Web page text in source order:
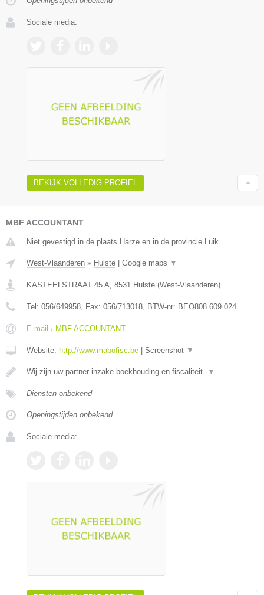
Sociale media:
BEKIJK VOLLEDIG PROFIEL
MBF ACCOUNTANT
Niet gevestigd in de plaats Harze en in de provincie Luik.
West-Vlaanderen » Hulste Google maps ▼
KASTEELSTRAAT 45 A, 8531 Hulste (West-Vlaanderen)
Tel: 056/649958, Fax: 056/713018, BTW-nr: BEO808.609.024
E-mail › MBF ACCOUNTANT
Website: http://www.mabofisc.be Screenshot ▼
Wij zijn uw partner inzake boekhouding en fiscaliteit. ▼
Diensten onbekend
Openingstijden onbekend
Sociale media: